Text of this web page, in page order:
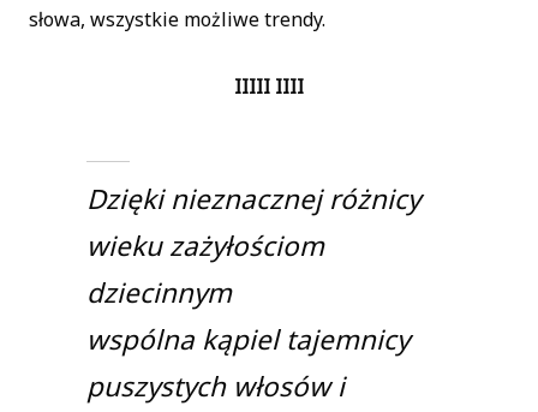
słowa, wszystkie możliwe trendy.
IIIII IIII
Dzięki nieznacznej różnicy
wieku zażyłościom
dziecinnym
wspólna kąpiel tajemnicy
puszystych włosów i